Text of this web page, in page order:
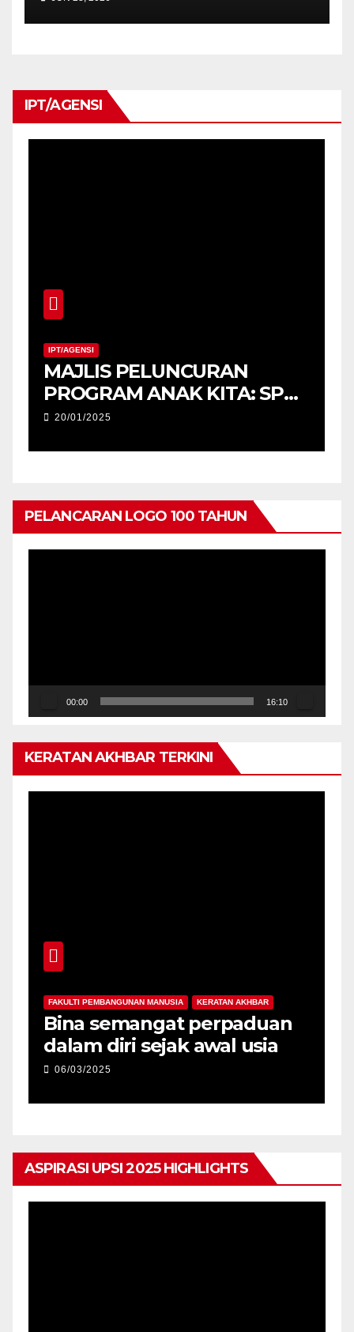
2026 DENGAN SEMANGAT
INKLUSIF DAN KREATIVITI
IPT/AGENSI
IPT/AGENSI
MAJLIS PELUNCURAN
PROGRAM ANAK KITA: SPM
2025 (USM) DAN
20/01/2025
PELANCARAN LOGO 100 TAHUN
00:00 16:10
KERATAN AKHBAR TERKINI
FAKULTI PEMBANGUNAN MANUSIA KERATAN AKHBAR
Bina semangat perpaduan
dalam diri sejak awal usia
06/03/2025
ASPIRASI UPSI 2025 HIGHLIGHTS